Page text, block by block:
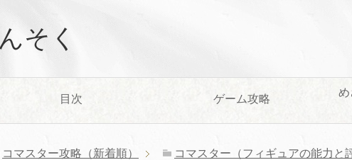
そく
目次 ゲーム攻略
め
コマスター攻略（新着順）
コマスター（フィギュアの能力と